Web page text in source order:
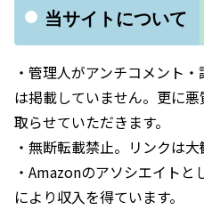
当サイトについて
・管理人がアンチコメント
は掲載していません。更に
取らせていただきます。
・無断転載禁止。リンクは大
・Amazonのアソシエイト
により収入を得ています。